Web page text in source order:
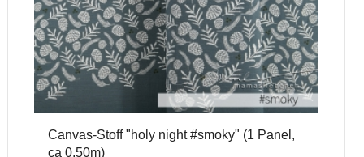
Canvas-Stoff "holy night #smoky" (1 Panel,
ca 0,50m)